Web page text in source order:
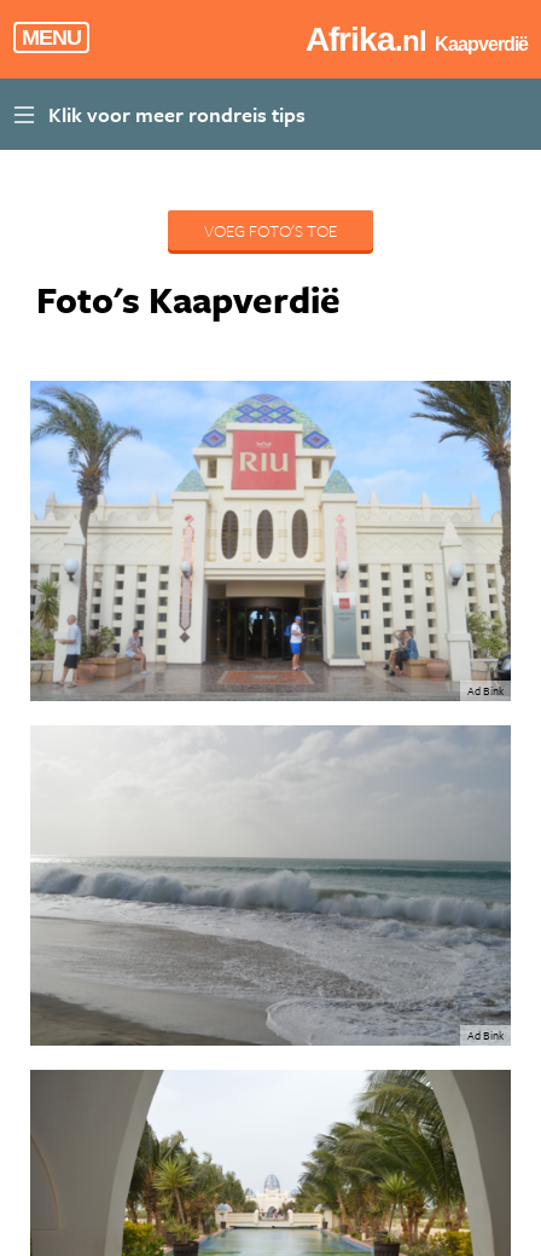
MENU Afrika.nl Kaapverdië
VOEG FOTO'S TOE
Foto's Kaapverdië
Ad Bink
Ad Bink